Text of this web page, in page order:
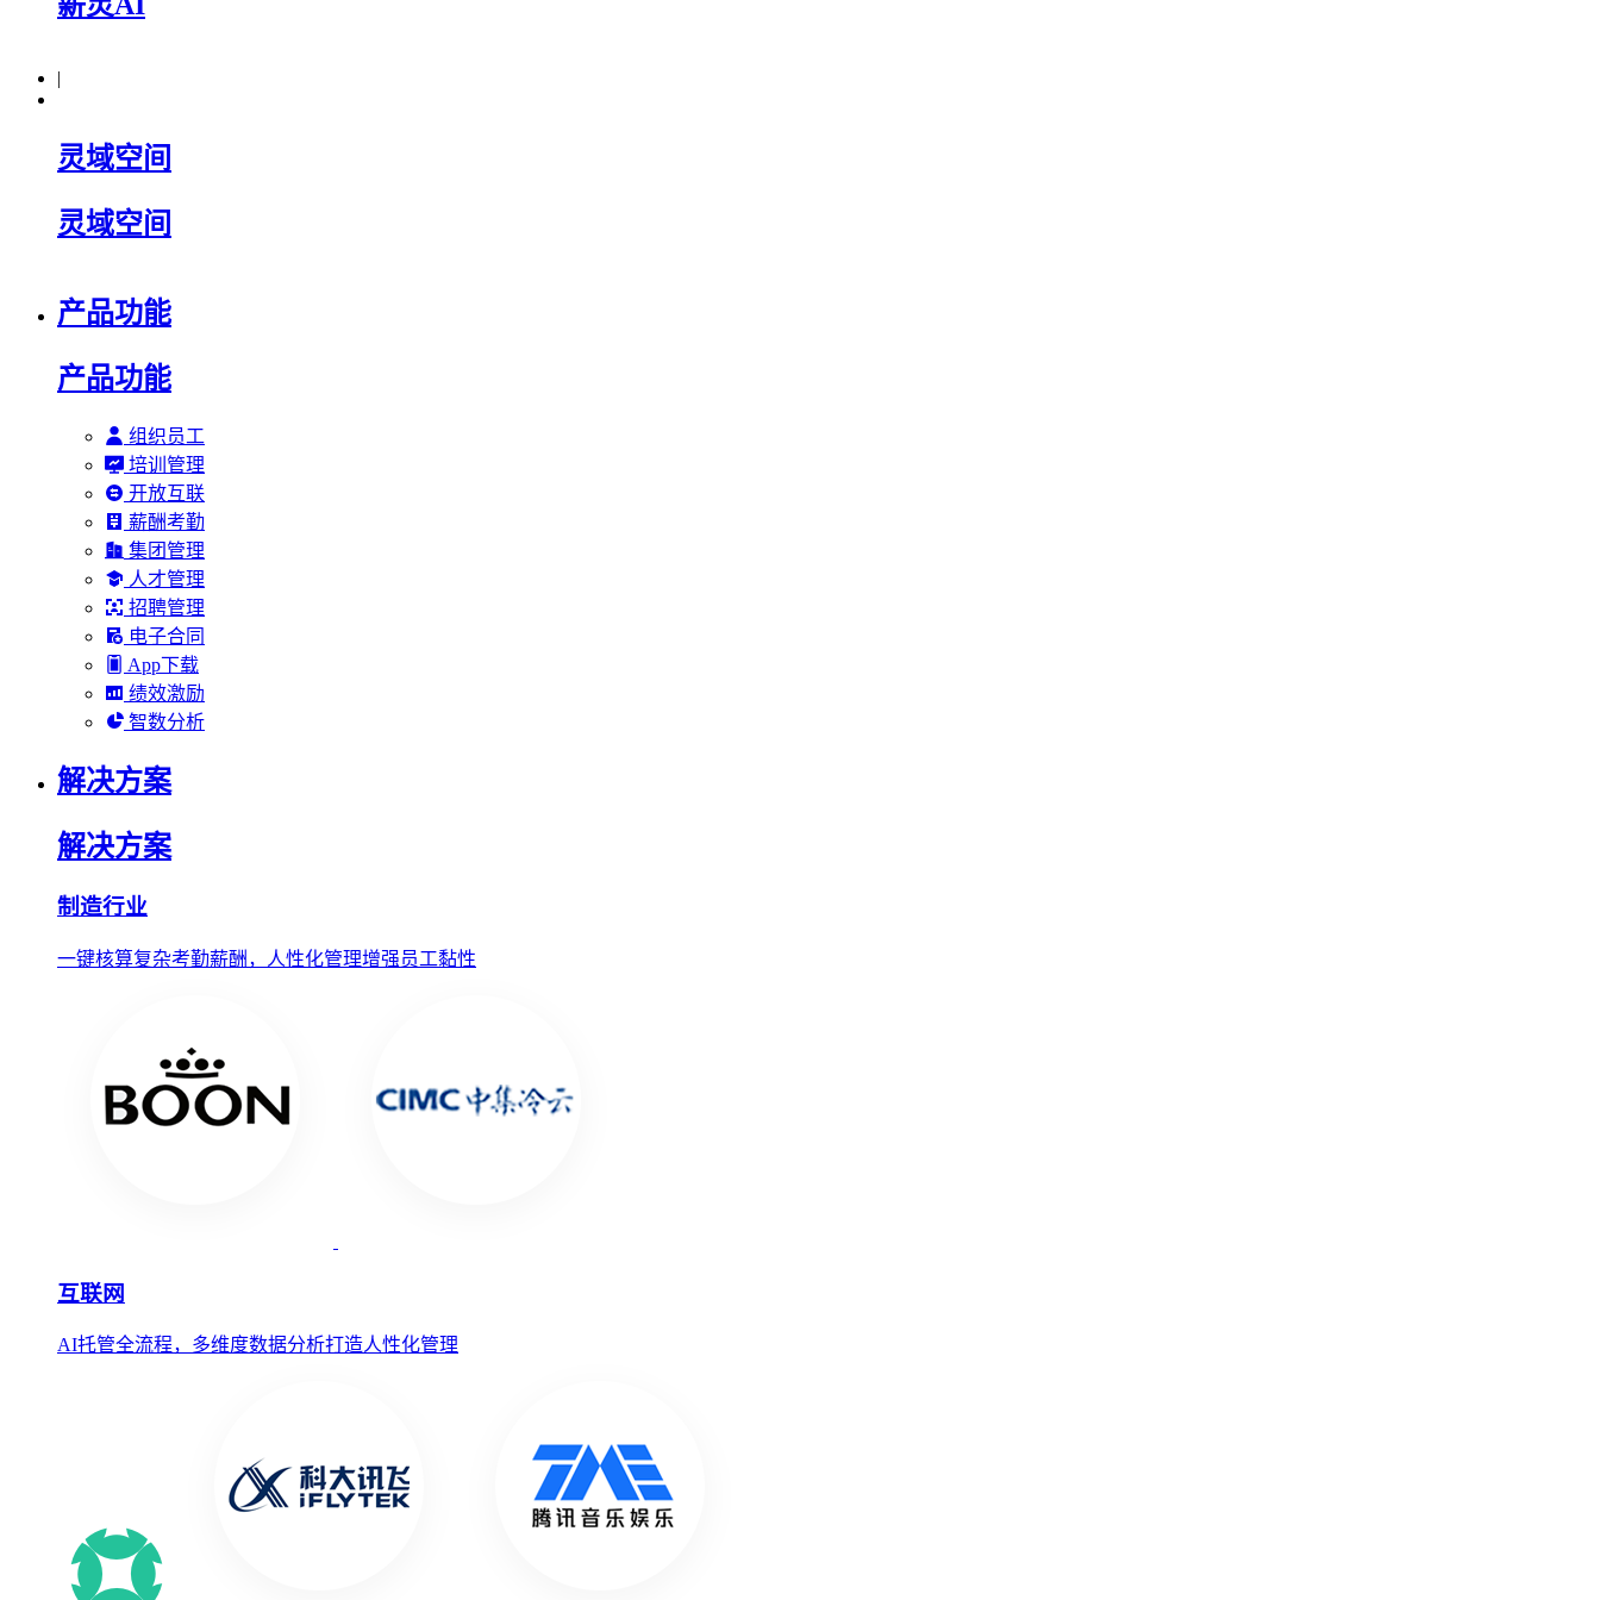
|
灵域空间
灵域空间
产品功能
产品功能
组织员工
培训管理
开放互联
薪酬考勤
集团管理
人才管理
招聘管理
电子合同
App下载
绩效激励
智数分析
解决方案
解决方案
制造行业
一键核算复杂考勤薪酬，人性化管理增强员工黏性
互联网
AI托管全流程，多维度数据分析打造人性化管理